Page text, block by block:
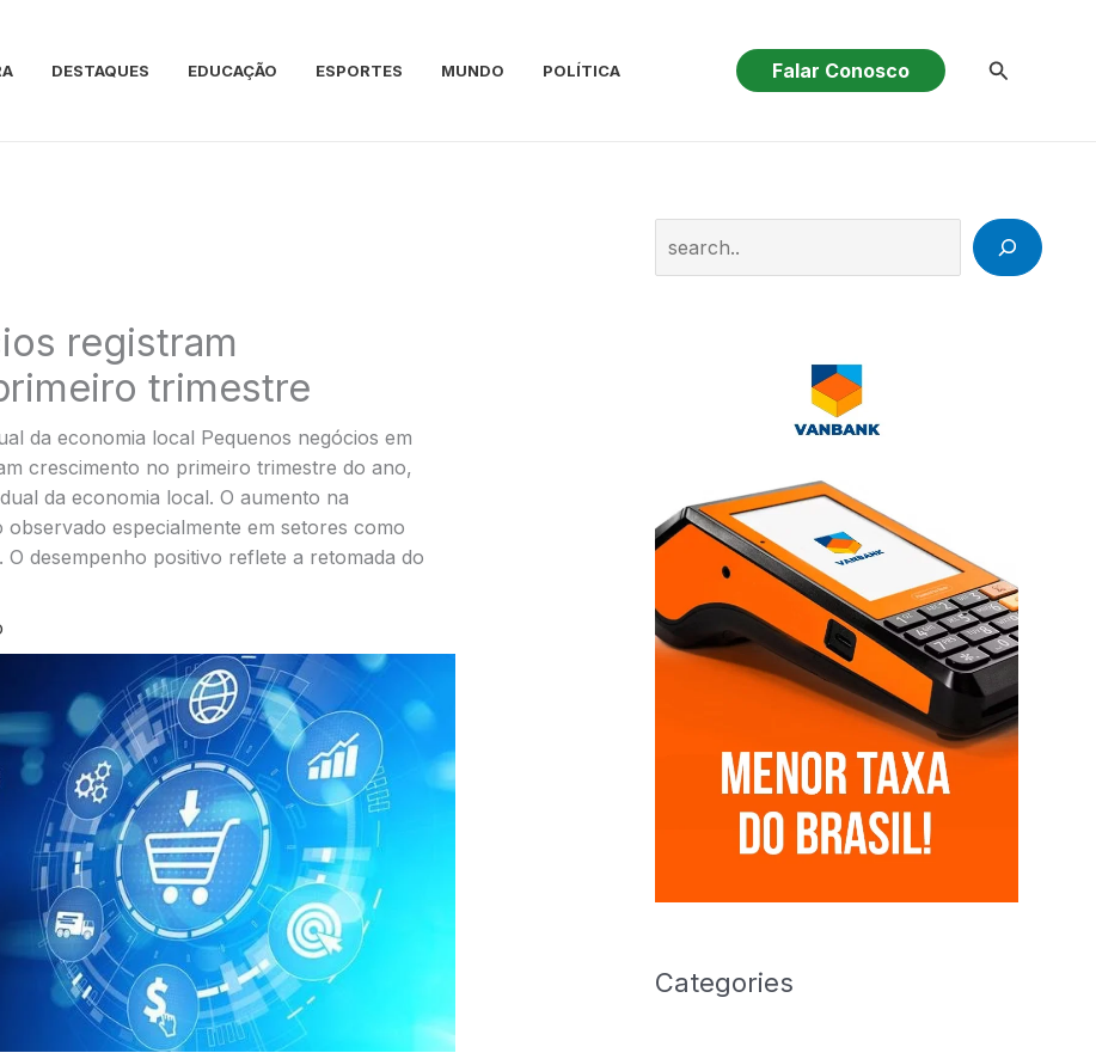
DESTAQUES EDUCAÇÃO ESPORTES MUNDO POLÍTICA Falar Conosco Pesquisar
registram
trimestre
da economia local Pequenos negócios em
crescimento no primeiro trimestre do ano,
da economia local. O aumento na
especialmente em setores como
desempenho positivo reflete a retomada do
Categories